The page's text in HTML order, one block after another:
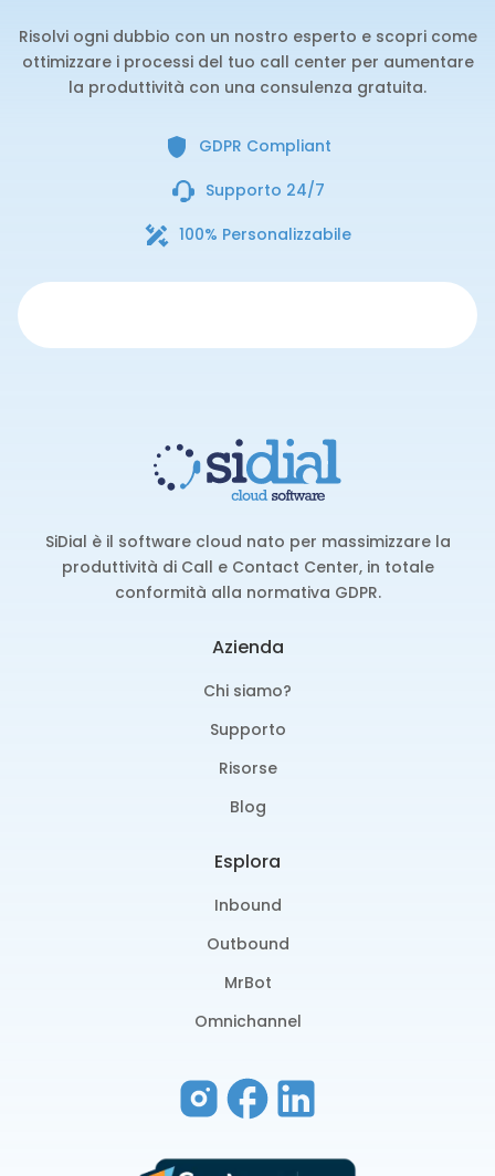
Risolvi ogni dubbio con un nostro esperto e scopri come
ottimizzare i processi del tuo call center per aumentare
la produttività con una consulenza gratuita.
GDPR Compliant
Supporto 24/7
100% Personalizzabile
SiDial è il software cloud nato per massimizzare la
produttività di Call e Contact Center, in totale
conformità alla normativa GDPR.
Azienda
Chi siamo?
Supporto
Risorse
Blog
Esplora
Inbound
Outbound
MrBot
Omnichannel